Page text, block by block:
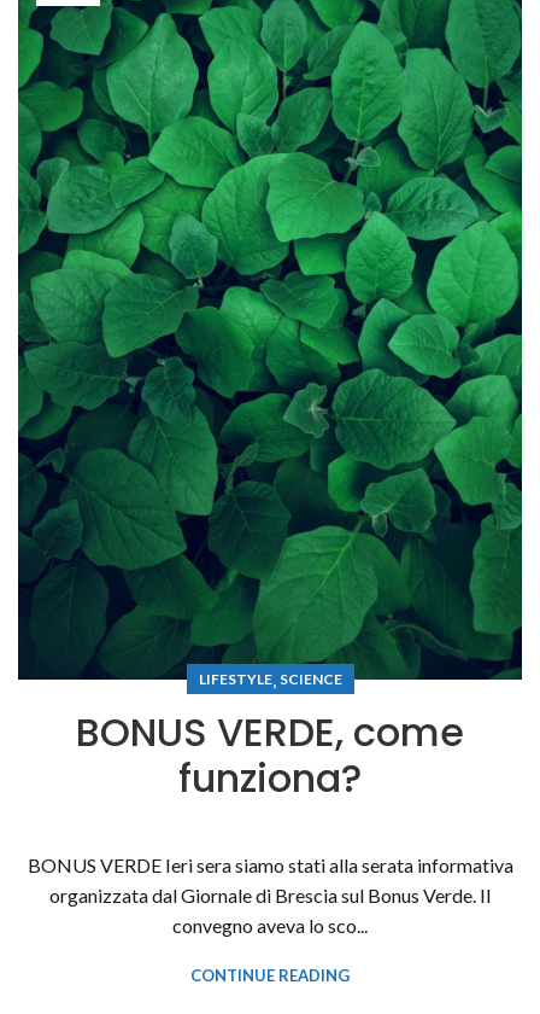
LIFESTYLE, SCIENCE
BONUS VERDE, come
funziona?
BONUS VERDE Ieri sera siamo stati alla serata informativa
organizzata dal Giornale di Brescia sul Bonus Verde. Il
convegno aveva lo sco...
CONTINUE READING